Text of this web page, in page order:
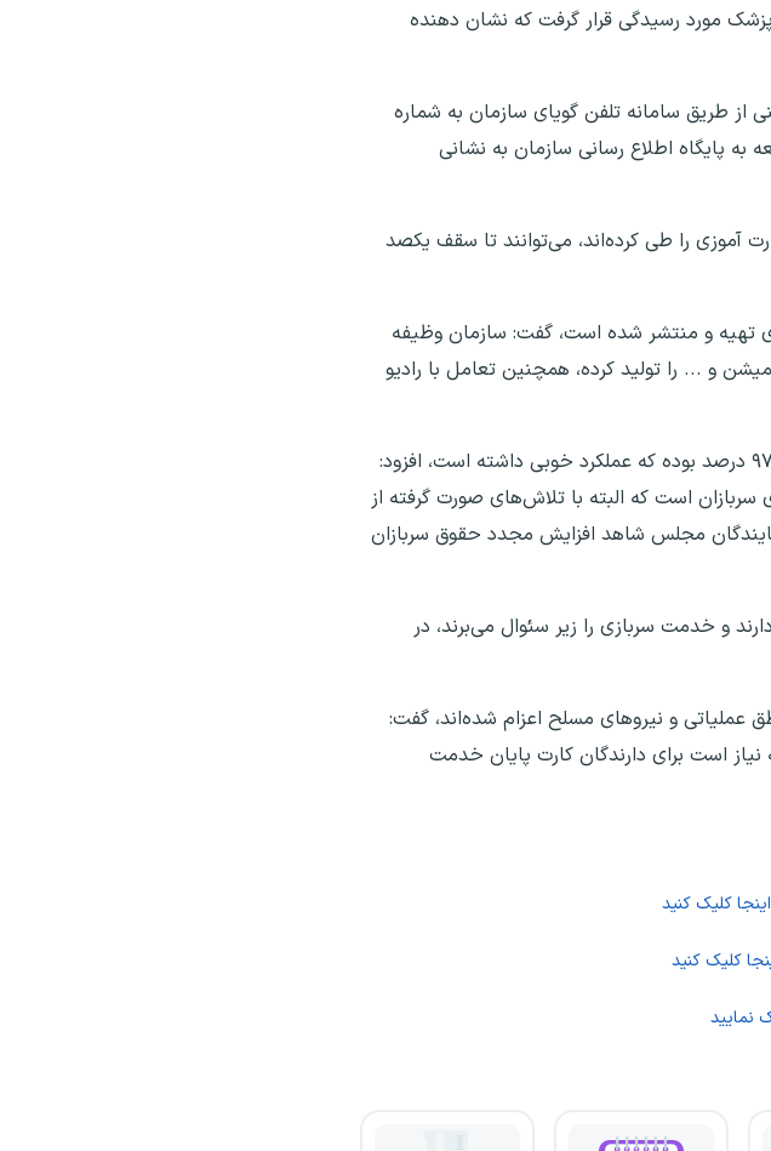
پانصد جلسه پزشکی در سطح کشور و بیش از صد و بیست هزار پرونده پزشکی، با حضور ۱۴۰۰ پزشک مورد رسیدگی قرار گرفت که نشان دهنده
از طریق سامانه تلفن گویای سازمان به شماره
به پایگاه اطلاع رسانی سازمان به نشانی
خدمت سال ۹۷ به بعد که دوره‌های مهارت آموزی را طی کرده‌اند، می‌توانند تا سقف یکصد
فرهنگی خبر در حوزه‌های تهیه و منتشر شده است، گفت: سازمان وظیفه
و ... را تولید کرده، همچنین تعامل با رادیو
وی با بیان اینکه در حوزه اشراف فرماندهی، عملکرد رده‌های وظیفه عمومی در سراسر کشور ۹۷/۷۱ درصد بوده که عملکرد خوبی داشته است، افزود:
است که البته با تلاش‌های صورت گرفته از
مجلس شاهد افزایش مجدد حقوق سربازان
و خدمت سربازی را زیر سئوال می‌برند، در
انقلاب تاکنون بیش از ۱۷ میلیون سرباز به مناطق عملیاتی و نیروهای مسلح اعزام شده‌اند، گفت:
است برای دارندگان کارت پایان خدمت
کلیک کنید
کلیک کنید
نمایید